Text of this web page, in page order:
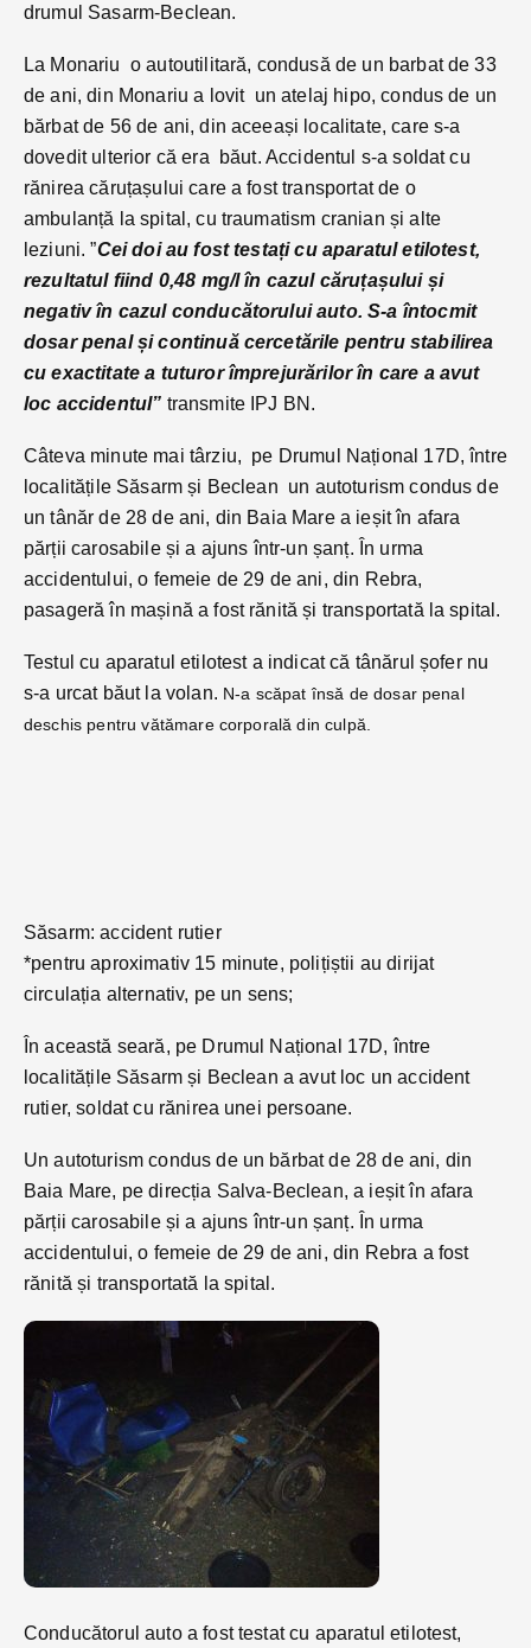
drumul Sasarm-Beclean.
La Monariu o autoutilitară, condusă de un barbat de 33
de ani, din Monariu a lovit un atelaj hipo, condus de un
bărbat de 56 de ani, din aceeași localitate, care s-a
dovedit ulterior că era băut. Accidentul s-a soldat cu
rănirea căruțașului care a fost transportat de o
ambulanță la spital, cu traumatism cranian și alte
leziuni. ”Cei doi au fost testați cu aparatul etilotest,
rezultatul fiind 0,48 mg/l în cazul căruțașului și
negativ în cazul conducătorului auto. S-a întocmit
dosar penal și continuă cercetările pentru stabilirea
cu exactitate a tuturor împrejurărilor în care a avut
loc accidentul” transmite IPJ BN.
Câteva minute mai târziu, pe Drumul Național 17D, între
localitățile Săsarm și Beclean un autoturism condus de
un tânăr de 28 de ani, din Baia Mare a ieșit în afara
părții carosabile și a ajuns într-un șanț. În urma
accidentului, o femeie de 29 de ani, din Rebra,
pasageră în mașină a fost rănită și transportată la spital.
Testul cu aparatul etilotest a indicat că tânărul șofer nu
s-a urcat băut la volan. N-a scăpat însă de dosar penal
deschis pentru vătămare corporală din culpă.
Săsarm: accident rutier
*pentru aproximativ 15 minute, polițiștii au dirijat
circulația alternativ, pe un sens;
În această seară, pe Drumul Național 17D, între
localitățile Săsarm și Beclean a avut loc un accident
rutier, soldat cu rănirea unei persoane.
Un autoturism condus de un bărbat de 28 de ani, din
Baia Mare, pe direcția Salva-Beclean, a ieșit în afara
părții carosabile și a ajuns într-un șanț. În urma
accidentului, o femeie de 29 de ani, din Rebra a fost
rănită și transportată la spital.
Conducătorul auto a fost testat cu aparatul etilotest,